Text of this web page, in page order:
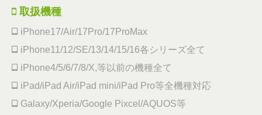
取扱機種
iPhone17/Air/17Pro/17ProMax
iPhone11/12/SE/13/14/15/16各シリーズ全て
iPhone4/5/6/7/8/X,等以前の機種全て
iPad/iPad Air/iPad mini/iPad Pro等全機種対応
Galaxy/Xperia/Google Pixcel/AQUOS等